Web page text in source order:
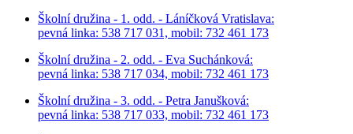
Školní družina - 1. odd. - Láníčková Vratislava:
pevná linka: 538 717 031, mobil: 732 461 173
Školní družina - 2. odd. - Eva Suchánková:
pevná linka: 538 717 034, mobil: 732 461 173
Školní družina - 3. odd. - Petra Janušková:
pevná linka: 538 717 033, mobil: 732 461 173